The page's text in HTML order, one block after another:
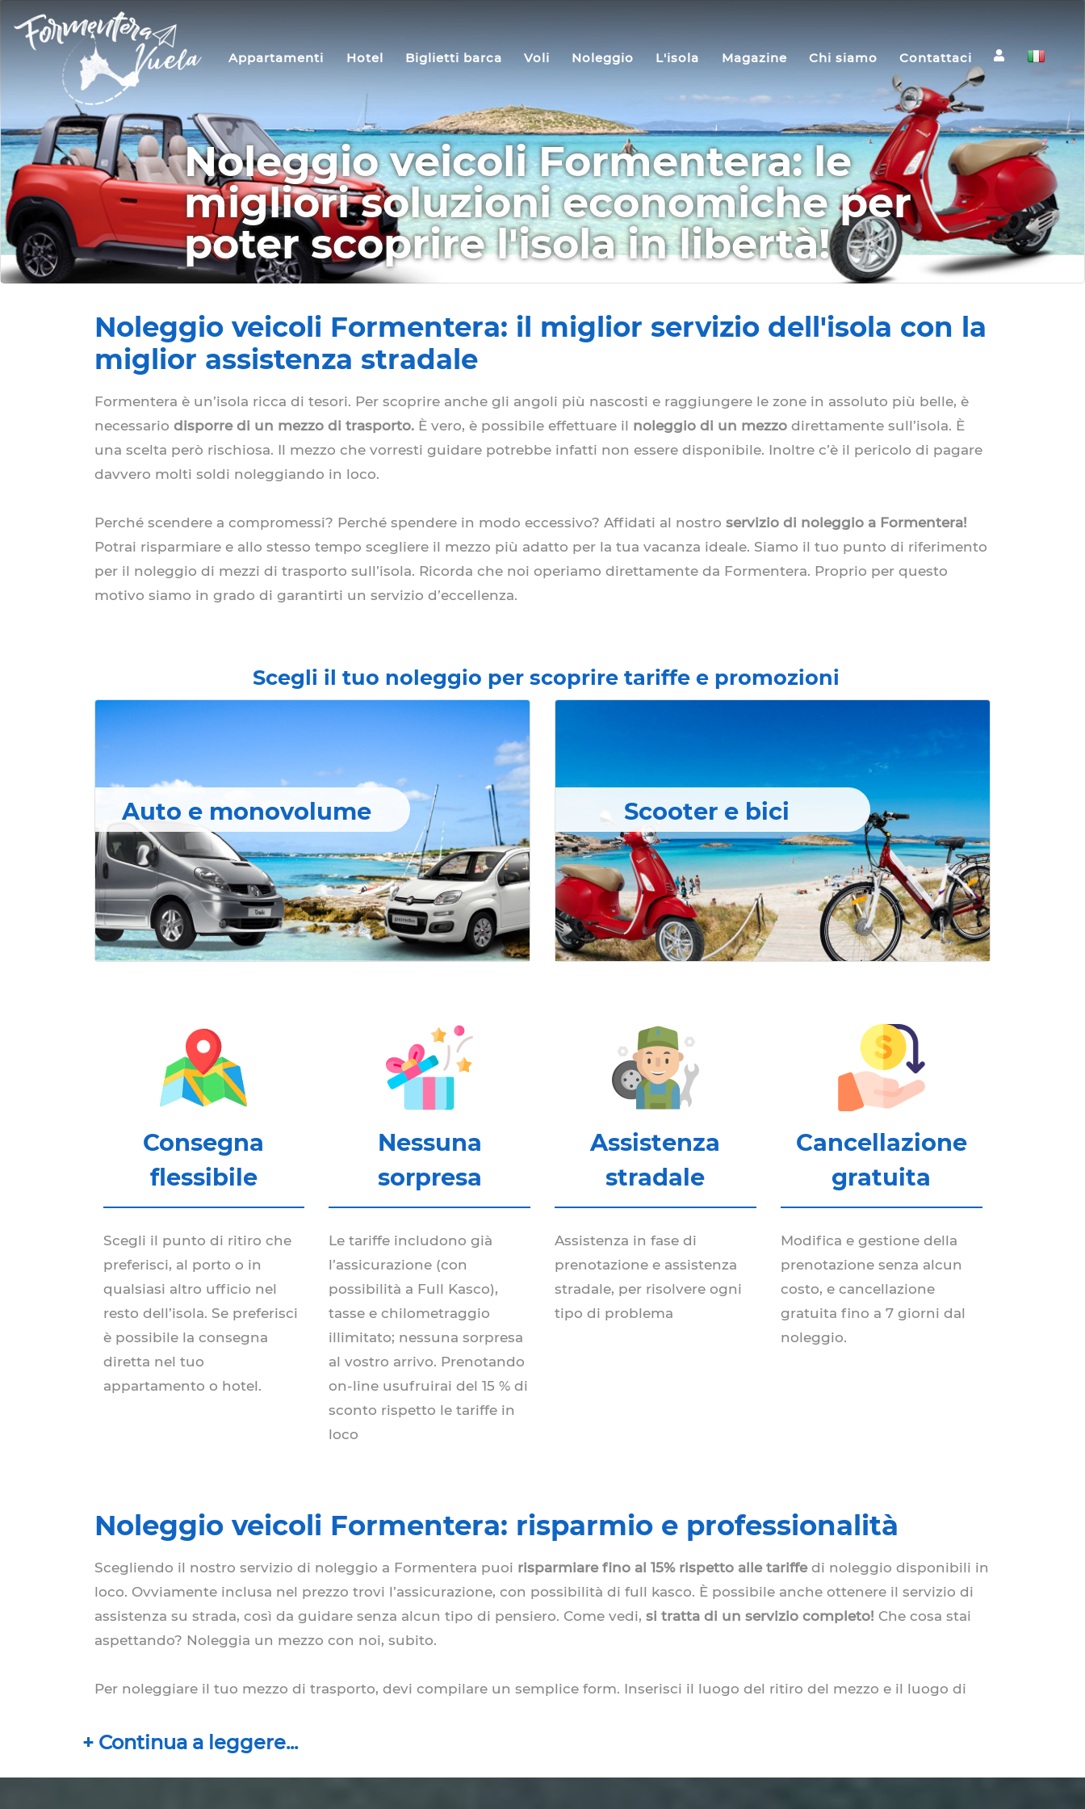
Appartamenti Hotel Biglietti barca Voli Noleggio L'isola Magazine Chi siamo Contattaci
Noleggio veicoli Formentera: le
migliori soluzioni economiche per
poter scoprire l'isola in libertà!
Noleggio veicoli Formentera: il miglior servizio dell'isola con la
miglior assistenza stradale
Formentera è un’isola ricca di tesori. Per scoprire anche gli angoli più nascosti e raggiungere le zone in assoluto più belle, è
necessario disporre di un mezzo di trasporto. È vero, è possibile effettuare il noleggio di un mezzo direttamente sull’isola. È
una scelta però rischiosa. Il mezzo che vorresti guidare potrebbe infatti non essere disponibile. Inoltre c’è il pericolo di pagare
davvero molti soldi noleggiando in loco.
Perché scendere a compromessi? Perché spendere in modo eccessivo? Affidati al nostro servizio di noleggio a Formentera!
Potrai risparmiare e allo stesso tempo scegliere il mezzo più adatto per la tua vacanza ideale. Siamo il tuo punto di riferimento
per il noleggio di mezzi di trasporto sull’isola. Ricorda che noi operiamo direttamente da Formentera. Proprio per questo
motivo siamo in grado di garantirti un servizio d’eccellenza.
Scegli il tuo noleggio per scoprire tariffe e promozioni
Auto e monovolume Scooter e bici
Consegna
flessibile
Scegli il punto di ritiro che
preferisci, al porto o in
qualsiasi altro ufficio nel
resto dell’isola. Se preferisci
è possibile la consegna
diretta nel tuo
appartamento o hotel.
Nessuna
sorpresa
Le tariffe includono già
l’assicurazione (con
possibilità a Full Kasco),
tasse e chilometraggio
illimitato; nessuna sorpresa
al vostro arrivo. Prenotando
on-line usufruirai del 15 % di
sconto rispetto le tariffe in
loco
Assistenza
stradale
Assistenza in fase di
prenotazione e assistenza
stradale, per risolvere ogni
tipo di problema
Cancellazione
gratuita
Modifica e gestione della
prenotazione senza alcun
costo, e cancellazione
gratuita fino a 7 giorni dal
noleggio.
Noleggio veicoli Formentera: risparmio e professionalità
Scegliendo il nostro servizio di noleggio a Formentera puoi risparmiare fino al 15% rispetto alle tariffedi noleggio disponibili in
loco. Ovviamente inclusa nel prezzo trovi l’assicurazione, con possibilità di full kasco. È possibile anche ottenere il servizio di
assistenza su strada, così da guidare senza alcun tipo di pensiero. Come vedi, si tratta di un servizio completo! Che cosa stai
aspettando? Noleggia un mezzo con noi, subito.
Per noleggiare il tuo mezzo di trasporto, devi compilare un semplice form. Inserisci il luogo del ritiro del mezzo e il luogo di
ogni zona dell’isola.